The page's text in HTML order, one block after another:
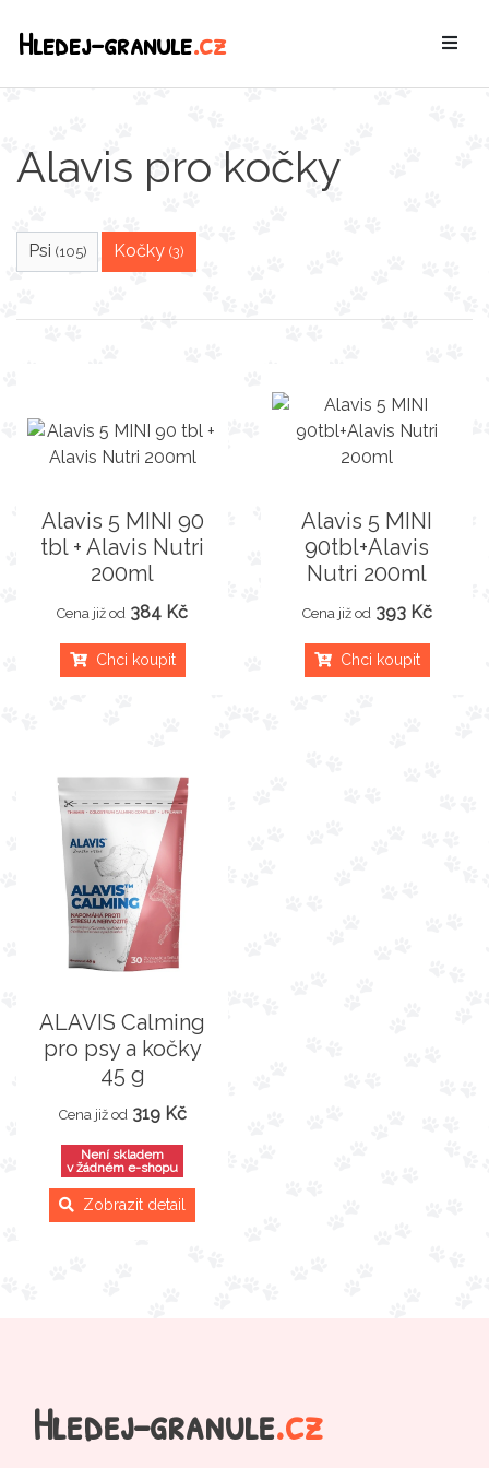
Hledej-granule.cz
Alavis pro kočky
Psi (105) Kočky (3)
Alavis 5 MINI 90
tbl + Alavis Nutri
200ml
Cena již od 384 Kč
Chci koupit
Alavis 5 MINI
90tbl+Alavis
Nutri 200ml
Cena již od 393 Kč
Chci koupit
ALAVIS Calming
pro psy a kočky
45 g
Cena již od 319 Kč
Není skladem
v žádném e-shopu
Zobrazit detail
Hledej-granule.cz